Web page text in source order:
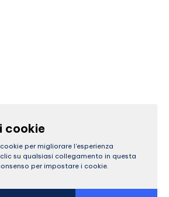
cookie
per migliorare l'esperienza
su qualsiasi collegamento in questa
per impostare i cookie.